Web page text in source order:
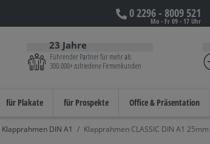
0 2296 - 8009 521
Mo - Fr 09 - 17 Uhr
23 Jahre
Führender Partner für mehr als
300.000+ zufriedene Firmenkunden
für Plakate für Prospekte Office & Präsentation
Klapprahmen DIN A1 Klapprahmen CLASSIC DIN A1